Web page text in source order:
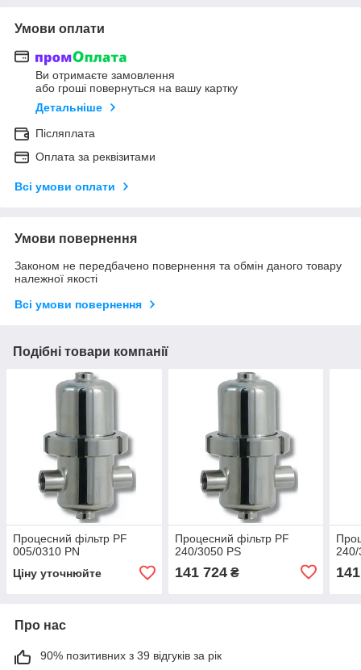
Умови оплати
Ви отримаєте замовлення
або гроші повернуться на вашу картку
Детальніше
Післяплата
Оплата за реквізитами
Всі умови оплати
Умови повернення
Законом не передбачено повернення та обмін даного товару
належної якості
Всі умови повернення
Подібні товари компанії
Процесний фільтр PF
005/0310 PN
Ціну уточнюйте
Процесний фільтр PF
240/3050 PS
141 724₴
Про нас
90% позитивних з 39 відгуків за рік